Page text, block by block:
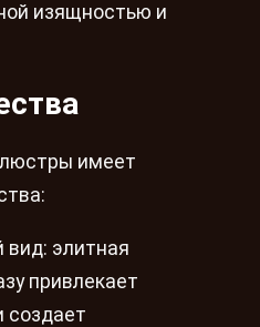
изящностью и
имеет
элитная
привлекает
создает